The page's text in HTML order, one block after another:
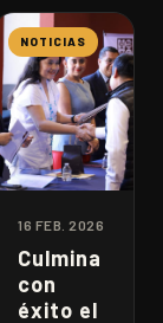
NOTICIAS
16 FEB. 2026
Culmina
con
éxito el